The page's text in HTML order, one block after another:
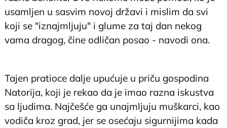
usamljen u sasvim novoj državi i mislim da svi
koji se "iznajmljuju" i glume za taj dan nekog
vama dragog, čine odličan posao - navodi ona.
#asakusa #travelvlog #dadrental #mentalhealth #fyp
#foryou #fypシ #soundsofsea #tunesofsg #tokyo ♬
Taking Off - Tyen Rasif
Tajen pratioce dalje upućuje u priču gospodina
Natorija, koji je rekao da je imao razna iskustva
sa ljudima. Najčešće ga unajmljuju muškarci, kao
vodiča kroz grad, jer se osećaju sigurnijima kada